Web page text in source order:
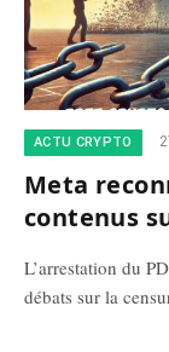
ACTU CRYPTO
Meta
contenus
L’arrestation du
débats sur la